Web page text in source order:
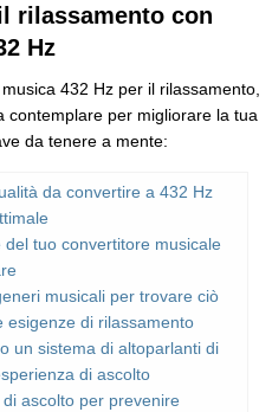
rilassamento con
Hz
432 Hz per il rilassamento,
contemplare per migliorare la tua
da tenere a mente:
da convertire a 432 Hz
tuo convertitore musicale
musicali per trovare ciò
esigenze di rilassamento
un sistema di altoparlanti di
di ascolto
ascolto per prevenire